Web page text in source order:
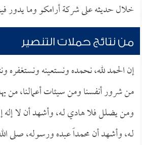
خلال حديثه على شركة أرامكو وما يدور
من نتائج حملات التنصير
إن الحمد لله، نحمده ونستعينه ونستغفره
من شرور أنفسنا ومن سيئات أعمالنا، من
ومن يضلل فلا هادي لـه، وأشهد أن لا إله
لـه، وأشهد أن محمداً عبده ورسوله، صلى